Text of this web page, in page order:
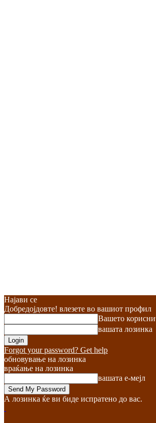
Најави се
Добредојдовте! влезете во вашиот профил
Вашето
вашата лозинка
Forgot your password? Get help
обновување на лозинка
враќање на лозинка
вашата е-мејл
А лозинка ќе ви биде испратено до вас.